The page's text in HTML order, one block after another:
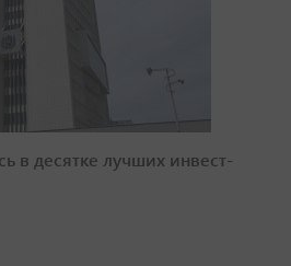
в десятке лучших инвест-